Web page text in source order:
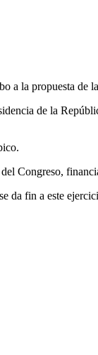
a la propuesta de
de la
Congreso,
da fin a este